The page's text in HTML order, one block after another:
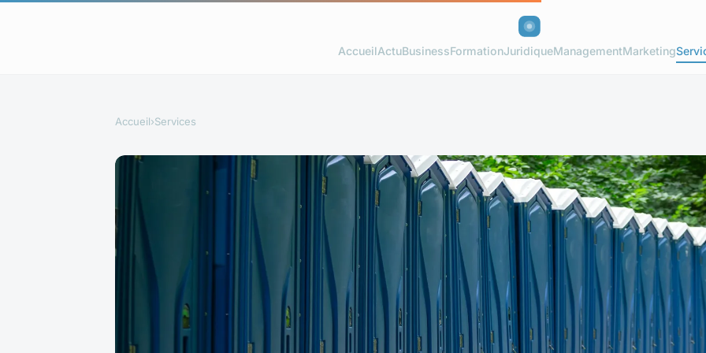
AccueilActuBusinessFormationJuridiqueManagementMarketing
Accueil›Services